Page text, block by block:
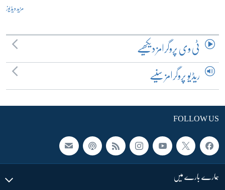
مزید ویڈیوز
ٹی وی پروگرامز دیکھیے
ریڈیو پروگرامز سنیے
FOLLOW US
ہمارے بارے میں